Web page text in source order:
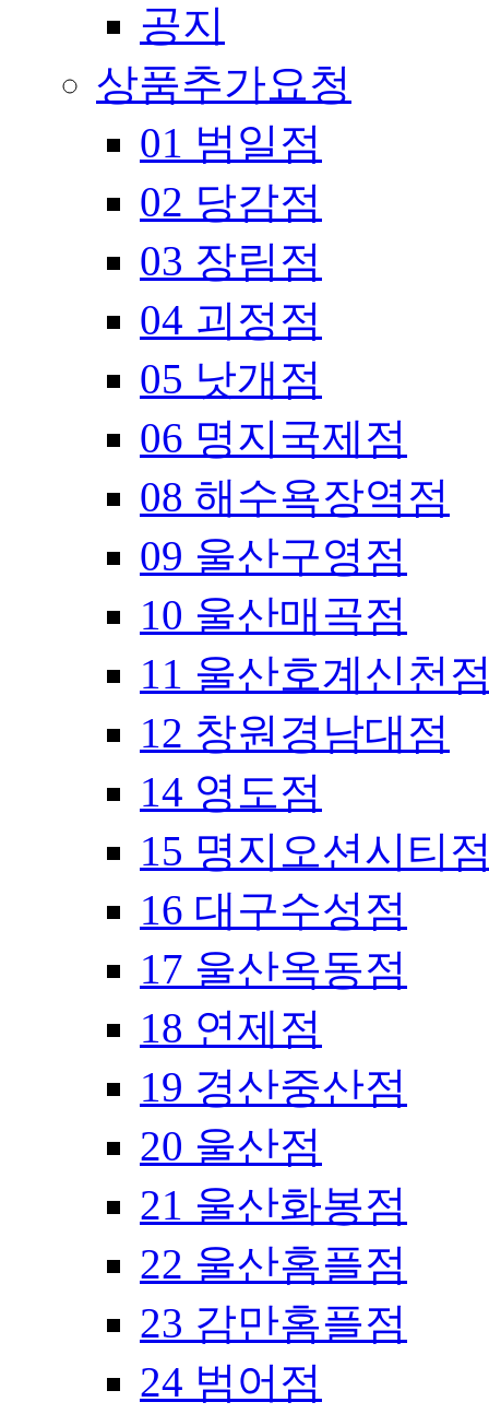
공지
상품추가요청
01 범일점
02 당감점
03 장림점
04 괴정점
05 낫개점
06 명지국제점
08 해수욕장역점
09 울산구영점
10 울산매곡점
11 울산호계신천
12 창원경남대점
14 영도점
15 명지오션시티
16 대구수성점
17 울산옥동점
18 연제점
19 경산중산점
20 울산점
21 울산화봉점
22 울산홈플점
23 감만홈플점
24 범어점